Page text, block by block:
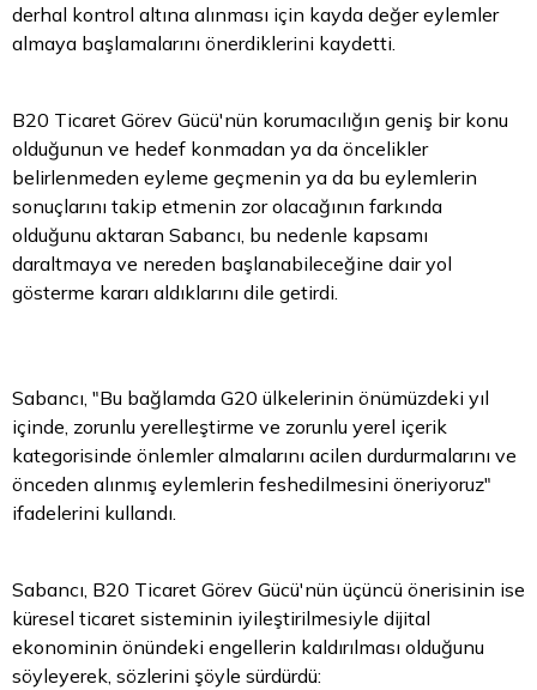
derhal kontrol altına alınması için kayda değer eylemler
almaya başlamalarını önerdiklerini kaydetti.
B20 Ticaret Görev Gücü'nün korumacılığın geniş bir konu
olduğunun ve hedef konmadan ya da öncelikler
belirlenmeden eyleme geçmenin ya da bu eylemlerin
sonuçlarını takip etmenin zor olacağının farkında
olduğunu aktaran Sabancı, bu nedenle kapsamı
daraltmaya ve nereden başlanabileceğine dair yol
gösterme kararı aldıklarını dile getirdi.
Sabancı, "Bu bağlamda G20 ülkelerinin önümüzdeki yıl
içinde, zorunlu yerelleştirme ve zorunlu yerel içerik
kategorisinde önlemler almalarını acilen durdurmalarını ve
önceden alınmış eylemlerin feshedilmesini öneriyoruz"
ifadelerini kullandı.
Sabancı, B20 Ticaret Görev Gücü'nün üçüncü önerisinin ise
küresel ticaret sisteminin iyileştirilmesiyle dijital
ekonominin önündeki engellerin kaldırılması olduğunu
söyleyerek, sözlerini şöyle sürdürdü: